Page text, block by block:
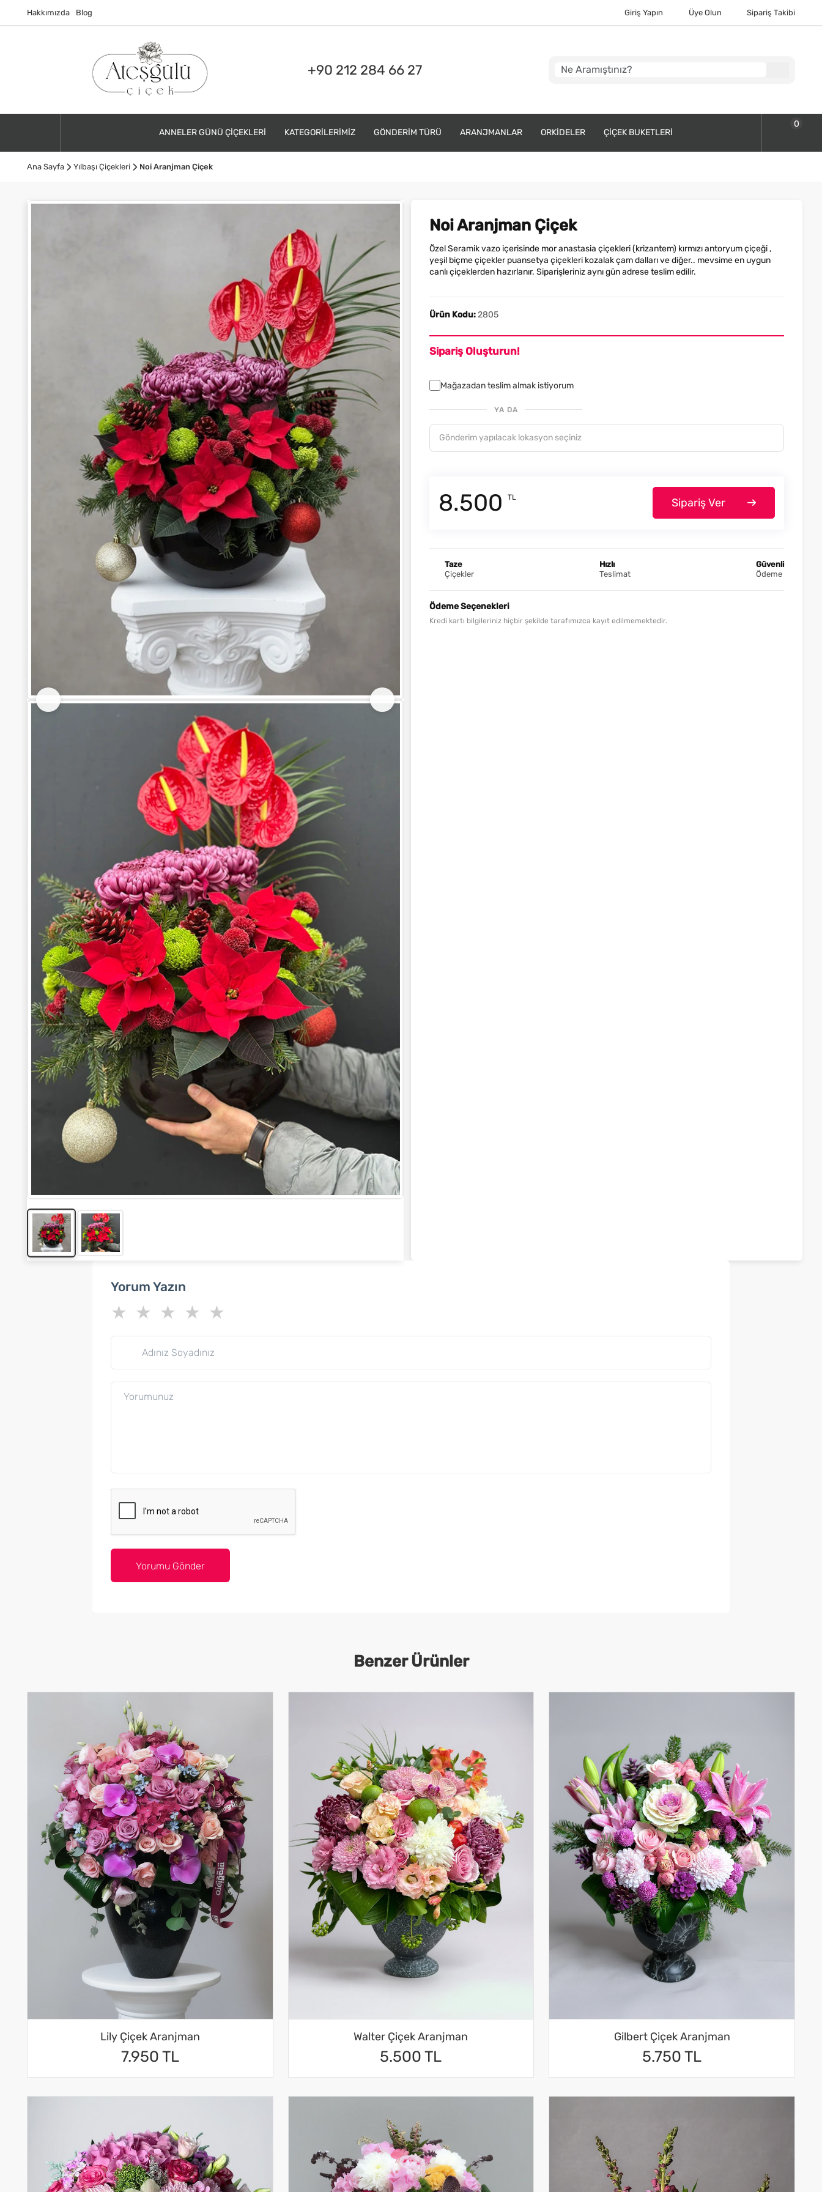
Hakkımızda Blog Giriş Yapın Üye Olun Sipariş Takibi
+90 212 284 66 27
ANNELER GÜNÜ ÇIÇEKLERI KATEGORILERIMIZ GÖNDERIM TÜRÜ ARANJMANLAR ORKIDELER ÇIÇEK BUKETLERI
0
Ana Sayfa Yılbaşı Çiçekleri Noi Aranjman Çiçek
Noi Aranjman Çiçek
Özel Seramik vazo içerisinde mor anastasia çiçekleri (krizantem) kırmızı antoryum çiçeği ,
yeşil biçme çiçekler puansetya çiçekleri kozalak çam dalları ve diğer.. mevsime en uygun
canlı çiçeklerden hazırlanır. Siparişleriniz aynı gün adrese teslim edilir.
Ürün Kodu:2805
Sipariş Oluşturun!
Mağazadan teslim almak istiyorum
YA DA
8.500 TL Sipariş Ver
Taze
Çiçekler
Hızlı
Teslimat
Güvenli
Ödeme
Ödeme Seçenekleri
Kredi kartı bilgileriniz hiçbir şekilde tarafımızca kayıt edilmemektedir.
Yorum Yazın
Benzer Ürünler
Lily Çiçek Aranjman
7.950 TL
Walter Çiçek Aranjman
5.500 TL
Gilbert Çiçek Aranjman
5.750 TL